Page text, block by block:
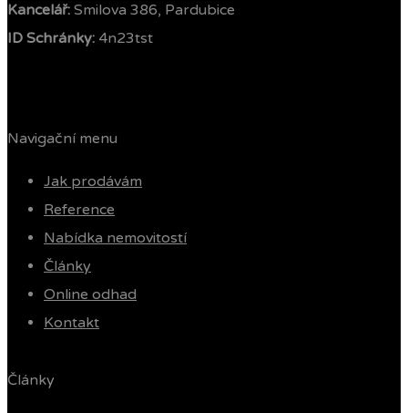
Kancelář: Smilova 386, Pardubice
ID Schránky: 4n23tst
Navigační menu
Jak prodávám
Reference
Nabídka nemovitostí
Články
Online odhad
Kontakt
Články